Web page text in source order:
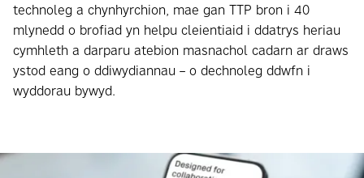
technoleg a chynhyrchion, mae gan TTP bron i 40
mlynedd o brofiad yn helpu cleientiaid i ddatrys heriau
cymhleth a darparu atebion masnachol cadarn ar draws
ystod eang o ddiwydiannau – o dechnoleg ddwfn i
wyddorau bywyd.